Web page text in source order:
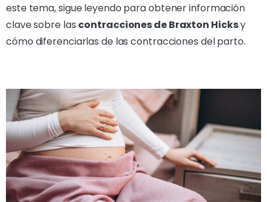
este tema, sigue leyendo para obtener información
clave sobre las contracciones de Braxton Hicksy
cómo diferenciarlas de las contracciones del parto.